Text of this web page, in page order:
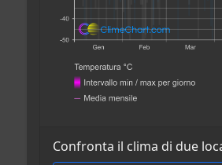
Confronta il clima di due